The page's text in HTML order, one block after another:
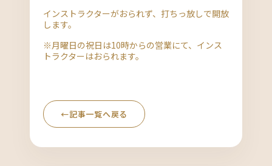
インストラクターがおられず、打ちっ放しで開放
します。
※月曜日の祝日は10時からの営業にて、インス
トラクターはおられます。
←記事一覧へ戻る